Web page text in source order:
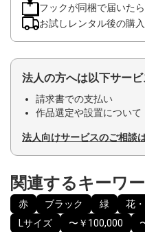
フックが同梱で届いた
お試しレンタル後の購
法人の方へは以下サー
請求書での支払い
作品選定や設置について
法人向けサービスのご相談
関連するキーワ
赤 ブラック 緑 花
Lサイズ
〜￥100,000